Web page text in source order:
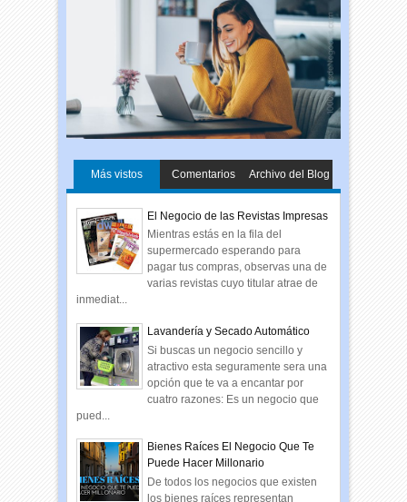
Más vistos Comentarios Archivo del Blog
El Negocio de las Revistas Impresas
Mientras estás en la fila del
supermercado esperando para
pagar tus compras, observas una de
varias revistas cuyo titular atrae de
inmediat...
Lavandería y Secado Automático
Si buscas un negocio sencillo y
atractivo esta seguramente sera una
opción que te va a encantar por
cuatro razones: Es un negocio que
pued...
Bienes Raíces El Negocio Que Te
Puede Hacer Millonario
De todos los negocios que existen
los bienes raíces representan